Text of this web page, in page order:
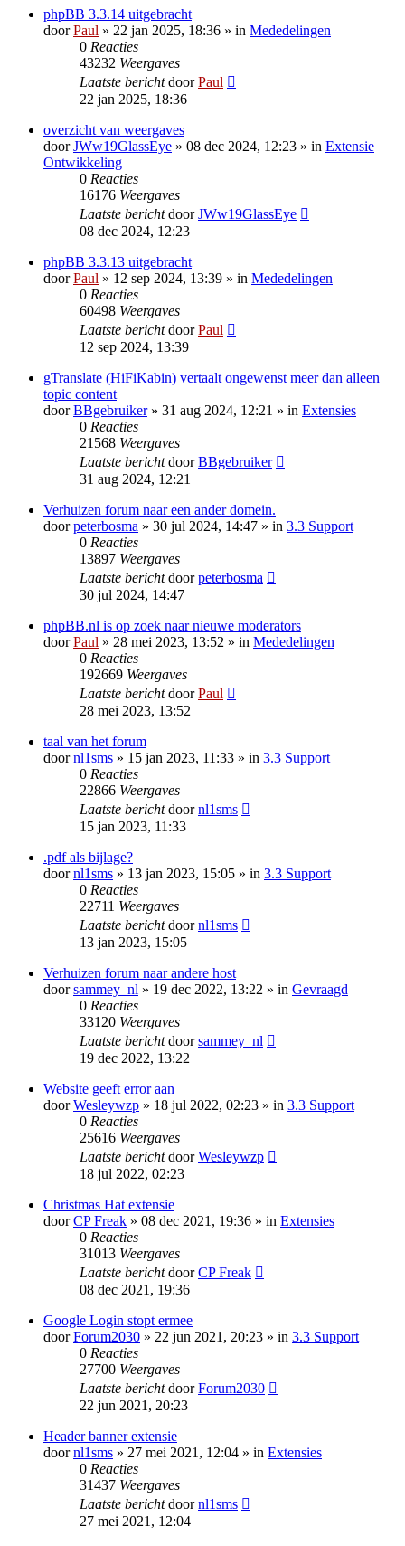
phpBB 3.3.14 uitgebracht
doorPaul » 22 jan 2025, 18:36 » in Mededelingen
0 Reacties
43232 Weergaves
Laatste berichtdoorPaul
22 jan 2025, 18:36
overzicht van weergaves
doorJWw19GlassEye » 08 dec 2024, 12:23 » in Extensie
Ontwikkeling
0 Reacties
16176 Weergaves
Laatste berichtdoorJWw19GlassEye
08 dec 2024, 12:23
phpBB 3.3.13 uitgebracht
doorPaul » 12 sep 2024, 13:39 » in Mededelingen
0 Reacties
60498 Weergaves
Laatste berichtdoorPaul
12 sep 2024, 13:39
gTranslate (HiFiKabin) vertaalt ongewenst meer dan alleen
topic content
doorBBgebruiker» 31 aug 2024, 12:21 » in Extensies
0 Reacties
21568 Weergaves
Laatste berichtdoorBBgebruiker
31 aug 2024, 12:21
Verhuizen forum naar een ander domein.
doorpeterbosma » 30 jul 2024, 14:47 » in 3.3 Support
0 Reacties
13897 Weergaves
Laatste berichtdoorpeterbosma
30 jul 2024, 14:47
phpBB.nl is op zoek naar nieuwe moderators
doorPaul » 28 mei 2023, 13:52 » in Mededelingen
0 Reacties
192669 Weergaves
Laatste berichtdoorPaul
28 mei 2023, 13:52
taal van het forum
doornl1sms » 15 jan 2023, 11:33 » in 3.3 Support
0 Reacties
22866 Weergaves
Laatste berichtdoornl1sms
15 jan 2023, 11:33
.pdf als bijlage?
doornl1sms » 13 jan 2023, 15:05 » in 3.3 Support
0 Reacties
22711 Weergaves
Laatste berichtdoornl1sms
13 jan 2023, 15:05
Verhuizen forum naar andere host
doorsammey_nl » 19 dec 2022, 13:22 » in Gevraagd
0 Reacties
33120 Weergaves
Laatste berichtdoorsammey_nl
19 dec 2022, 13:22
Website geeft error aan
doorWesleywzp » 18 jul 2022, 02:23 » in 3.3 Support
0 Reacties
25616 Weergaves
Laatste berichtdoorWesleywzp
18 jul 2022, 02:23
Christmas Hat extensie
doorCP Freak » 08 dec 2021, 19:36 » in Extensies
0 Reacties
31013 Weergaves
Laatste berichtdoorCP Freak
08 dec 2021, 19:36
Google Login stopt ermee
doorForum2030 » 22 jun 2021, 20:23 » in 3.3 Support
0 Reacties
27700 Weergaves
Laatste berichtdoorForum2030
22 jun 2021, 20:23
Header banner extensie
doornl1sms » 27 mei 2021, 12:04 » in Extensies
0 Reacties
31437 Weergaves
Laatste berichtdoornl1sms
27 mei 2021, 12:04